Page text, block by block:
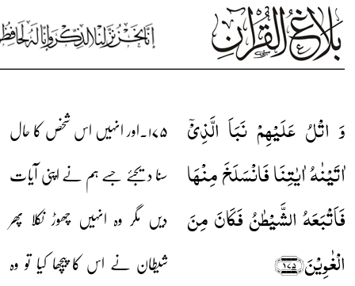
وَ اتۡلُ عَلَیۡہِمۡ نَبَاَ الَّذِیۡۤ
اٰتَیۡنٰہُ اٰیٰتِنَا فَانۡسَلَخَ مِنۡہَا
فَاَتۡبَعَہُ الشَّیۡطٰنُ فَکَانَ مِنَ
الۡغٰوِیۡنَ﴿۱۷۵﴾
۱۷۵۔اور انہیں اس شخص کا حال
سنا دیجئے جسے ہم نے اپنی آیات
دیں مگر وہ انہیں چھوڑ نکلا پھر
شیطان نے اس کا پیچھا کیا تو وہ